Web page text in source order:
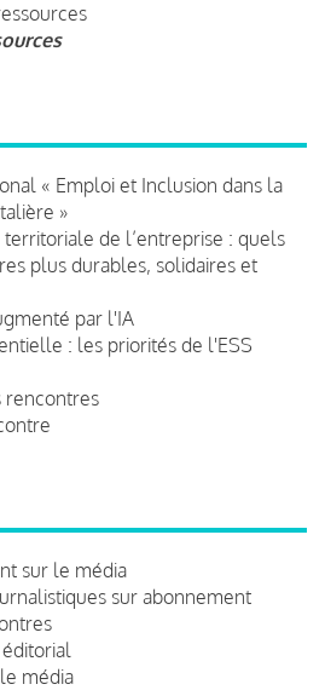
« Emploi et Inclusion dans la
»
territoriale de l’entreprise : quels
plus durables, solidaires et
par l'IA
: les priorités de l'ESS
rencontres
sur le média
sur abonnement
média